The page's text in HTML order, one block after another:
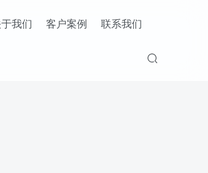
我们 客户案例 联系我们